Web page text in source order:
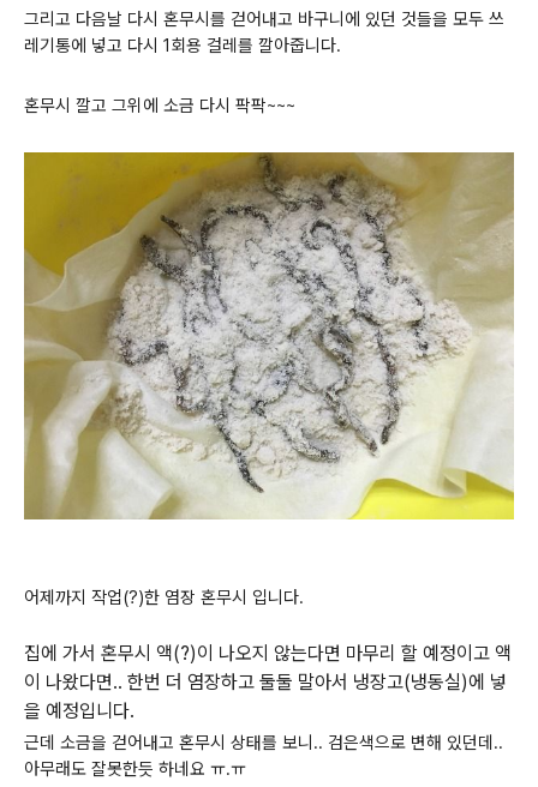
그리고 다음날 다시 혼무시를 걷어내고 바구니에 있던 것들을 모두 쓰
레기통에 넣고 다시 1회용 걸레를 깔아줍니다.
혼무시 깔고 그위에 소금 다시 팍팍~~~
어제까지 작업(?)한 염장 혼무시 입니다.
집에 가서 혼무시 액(?)이 나오지 않는다면 마무리 할 예정이고 액
이 나왔다면.. 한번 더 염장하고 둘둘 말아서 냉장고(냉동실)에 넣
을 예정입니다.
근데 소금을 걷어내고 혼무시 상태를 보니.. 검은색으로 변해 있던데..
아무래도 잘못한듯 하네요 ㅠ.ㅠ